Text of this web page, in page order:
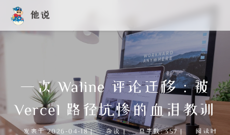
他说
一次 Waline 评论迁移：被
Vercel 路径坑惨的血泪教训
发表于 2026-04-18 | 杂谈 | 总字数: 357 |
阅读时